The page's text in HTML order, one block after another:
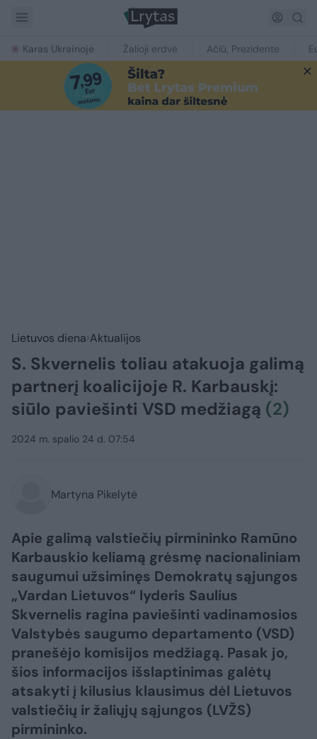
Karas Ukrainoje Žalioji erdvė Ačiū, Prezidente
Lietuvos diena Aktualijos
S. Skvernelis toliau atakuoja galimą
partnerį koalicijoje R. Karbauskį:
siūlo paviešinti VSD medžiagą (2)
2024 m. spalio 24 d. 07:54
Martyna Pikelytė
Apie galimą valstiečių pirmininko Ramūno
Karbauskio keliamą grėsmę nacionaliniam
saugumui užsiminęs Demokratų sąjungos
„Vardan Lietuvos“ lyderis Saulius
Skvernelis ragina paviešinti vadinamosios
Valstybės saugumo departamento (VSD)
pranešėjo komisijos medžiagą. Pasak jo,
šios informacijos išslaptinimas galėtų
atsakyti į kilusius klausimus dėl Lietuvos
valstiečių ir žaliųjų sąjungos (LVŽS)
pirmininko.